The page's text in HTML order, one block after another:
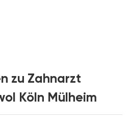
zu Zahnarzt
Köln Mülheim